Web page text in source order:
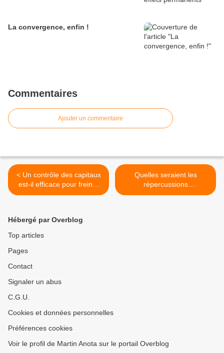
La convergence, enfin !
Commentaires
Ajouter un commentaire
< Un contrôle des capitaux
est-il efficace pour freiner
leurs sorties ?
Quelles seraient les
répercussions
internationales d’un
Hébergé par Overblog
Top articles
Pages
Contact
Signaler un abus
C.G.U.
Cookies et données personnelles
Préférences cookies
Voir le profil de Martin Anota sur le portail Overblog